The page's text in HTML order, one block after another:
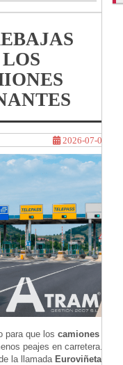
2026-07-07
para que los camiones y
peajes en carretera.
la llamada Euroviñeta